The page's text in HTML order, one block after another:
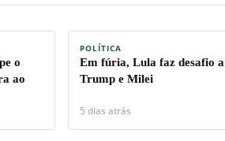
o
ao
POLÍTICA
Em fúria, Lula faz desafio a
Trump e Milei
5 dias atrás